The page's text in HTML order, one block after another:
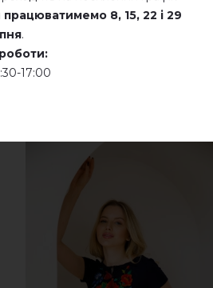
стані
працюватимемо 8, 15, 22 і 29
.
17:00